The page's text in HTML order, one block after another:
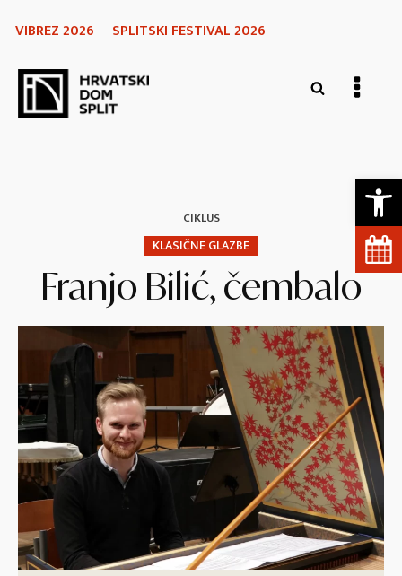
VIBREZ 2026 SPLITSKI FESTIVAL 2026
CIKLUS
KLASIČNE GLAZBE
Franjo Bilić, čembalo